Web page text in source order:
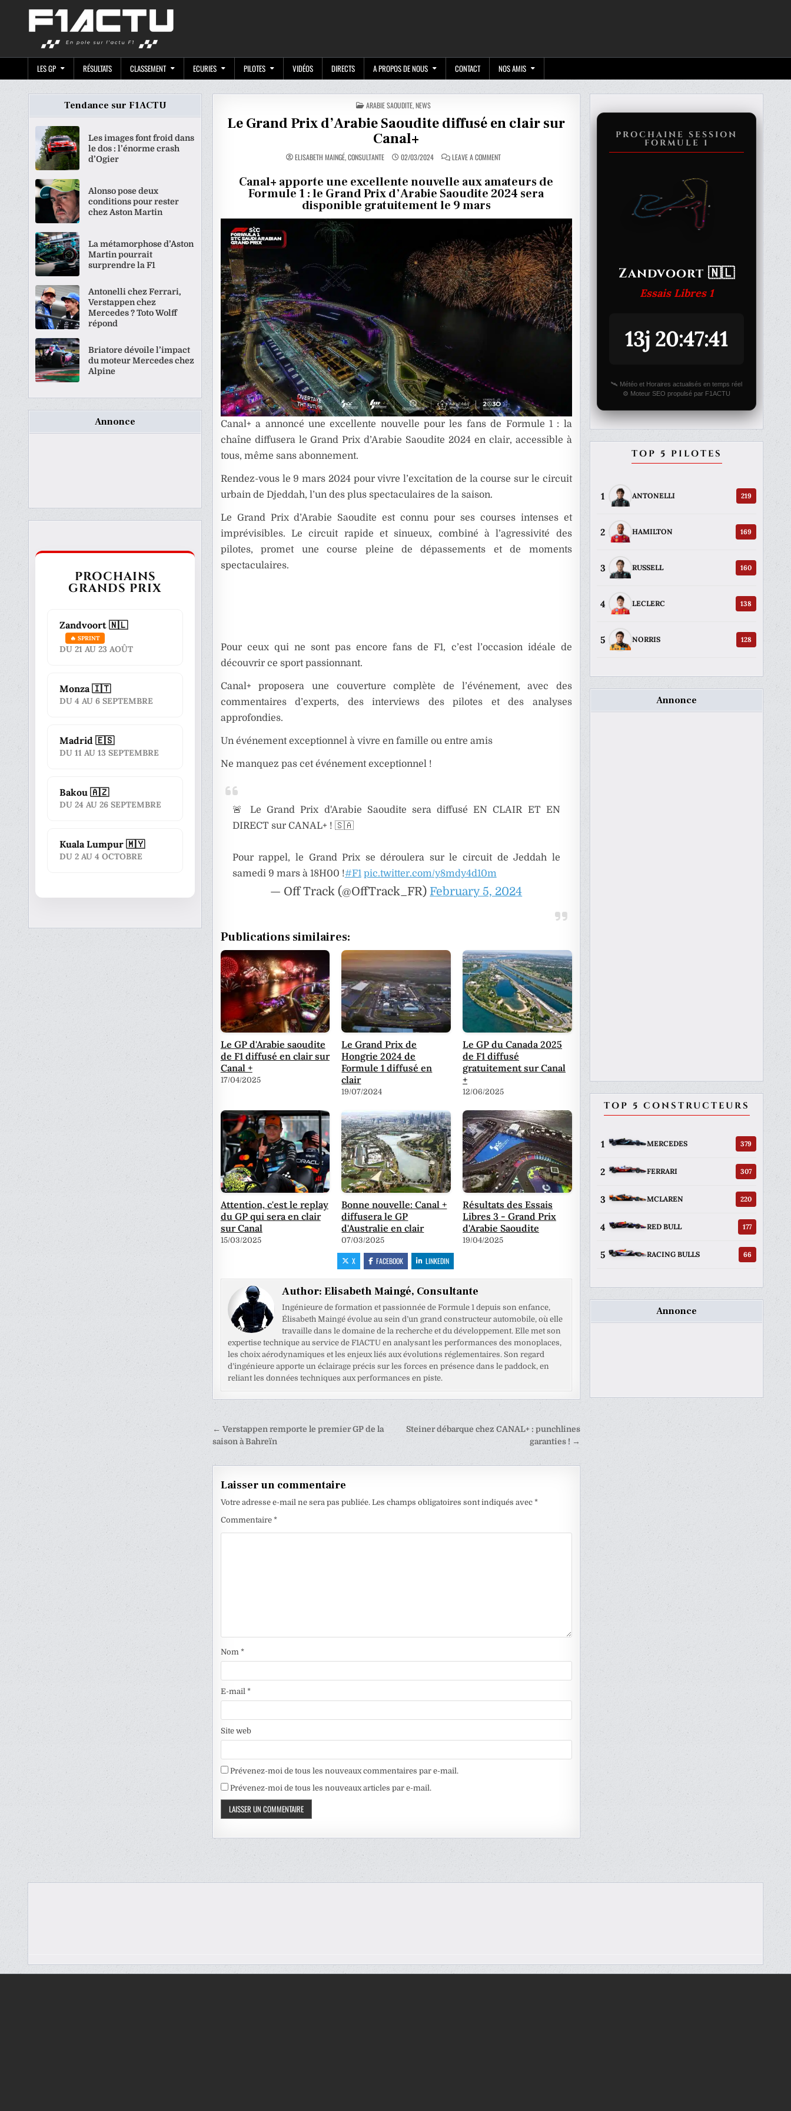
LES GP RÉSULTATS CLASSEMENT ECURIES PILOTES VIDÉOS DIRECTS A PROPOS DE NOUS CONTACT NOS AMIS
POSTED
IN
ARABIE SAOUDITE,NEWS
Le Grand Prix d’Arabie Saoudite diffusé en clair sur
Canal+
ELISABETH MAINGÉ, CONSULTANTE 02/03/2024 LEAVE A COMMENTON
LE
PRIX
D’ARABIE
SAOUDITE
DIFFUSÉ
SUR
Canal+ apporte une excellente nouvelle aux amateurs de
Formule 1 : le Grand Prix d’Arabie Saoudite 2024 sera
disponible gratuitement le 9 mars
Canal+ a annoncé une excellente nouvelle pour les fans de Formule 1 : la
chaîne diffusera le Grand Prix d’Arabie Saoudite 2024 en clair, accessible à
tous, même sans abonnement.
Rendez-vous le 9 mars 2024 pour vivre l’excitation de la course sur le circuit
urbain de Djeddah, l’un des plus spectaculaires de la saison.
Le Grand Prix d’Arabie Saoudite est connu pour ses courses intenses et
imprévisibles. Le circuit rapide et sinueux, combiné à l’agressivité des
pilotes, promet une course pleine de dépassements et de moments
spectaculaires.
Pour ceux qui ne sont pas encore fans de F1, c’est l’occasion idéale de
découvrir ce sport passionnant.
Canal+ proposera une couverture complète de l’événement, avec des
commentaires d’experts, des interviews des pilotes et des analyses
approfondies.
Un événement exceptionnel à vivre en famille ou entre amis
Ne manquez pas cet événement exceptionnel !
🚨 Le Grand Prix d'Arabie Saoudite sera diffusé EN CLAIR ET EN
DIRECT sur CANAL+ ! 🇸🇦
Pour rappel, le Grand Prix se déroulera sur le circuit de Jeddah le
samedi 9 mars à 18H00 !#F1 pic.twitter.com/y8mdy4d10m
— Off Track (@OffTrack_FR)February 5, 2024
Publications similaires:
Le GP d'Arabie saoudite
de F1 diffusé en clair sur
Canal +
17/04/2025
Le Grand Prix de
Hongrie 2024 de
Formule 1 diffusé en
clair
19/07/2024
Le GP du Canada 2025
de F1 diffusé
gratuitement sur Canal
+
12/06/2025
Attention, c'est le replay
du GP qui sera en clair
sur Canal
15/03/2025
Bonne nouvelle: Canal +
diffusera le GP
d'Australie en clair
07/03/2025
Résultats des Essais
Libres 3 - Grand Prix
d'Arabie Saoudite
19/04/2025
X FACEBOOK LINKEDIN
Author: Elisabeth Maingé, Consultante
Ingénieure de formation et passionnée de Formule 1 depuis son enfance,
Élisabeth Maingé évolue au sein d’un grand constructeur automobile, où elle
travaille dans le domaine de la recherche et du développement. Elle met son
expertise technique au service de F1ACTU en analysant les performances des monoplaces,
les choix aérodynamiques et les enjeux liés aux évolutions réglementaires. Son regard
d’ingénieure apporte un éclairage précis sur les forces en présence dans le paddock, en
reliant les données techniques aux performances en piste.
Navigation
de
l’article
Steiner débarque chez CANAL+ : punchlines
garanties ! →
← Verstappen remporte le premier GP de la
saison à Bahreïn
Laisser un commentaire
Votre adresse e-mail ne sera pas publiée. Les champs obligatoires sont indiqués avec *
Commentaire *
Nom *
E-mail *
Site web
Prévenez-moi de tous les nouveaux commentaires par e-mail.
Prévenez-moi de tous les nouveaux articles par e-mail.
Tendance sur F1ACTU
Les images font froid dans
le dos : l’énorme crash
d’Ogier
Alonso pose deux
conditions pour rester
chez Aston Martin
La métamorphose d’Aston
Martin pourrait
surprendre la F1
Antonelli chez Ferrari,
Verstappen chez
Mercedes ? Toto Wolff
répond
Briatore dévoile l’impact
du moteur Mercedes chez
Alpine
Annonce
PROCHAINS
GRANDS PRIX
Zandvoort 🇳🇱
🔥 SPRINT
DU 21 AU 23 AOÛT
Monza 🇮🇹
DU 4 AU 6 SEPTEMBRE
Madrid 🇪🇸
DU 11 AU 13 SEPTEMBRE
Bakou 🇦🇿
DU 24 AU 26 SEPTEMBRE
Kuala Lumpur 🇲🇾
DU 2 AU 4 OCTOBRE
PROCHAINE SESSION
FORMULE 1
Zandvoort 🇳🇱
Essais Libres 1
13j 20:47:41
🛰️ Météo et Horaires actualisés en temps réel
⚙️ Moteur SEO propulsé par F1ACTU
TOP 5 PILOTES
1 ANTONELLI 219
2 HAMILTON 169
3 RUSSELL 160
4 LECLERC 138
5 NORRIS 128
Annonce
TOP 5 CONSTRUCTEURS
1 MERCEDES 379
2 FERRARI 307
3 MCLAREN 220
4 RED BULL 177
5 RACING BULLS 66
Annonce